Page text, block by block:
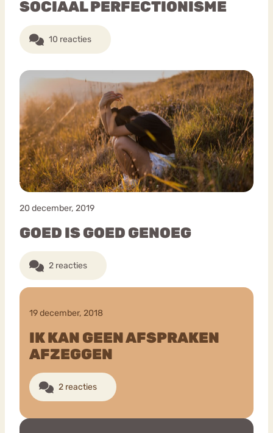
SOCIAAL PERFECTIONISME
10 reacties
20 december, 2019
GOED IS GOED GENOEG
2 reacties
19 december, 2018
IK KAN GEEN AFSPRAKEN
AFZEGGEN
2 reacties